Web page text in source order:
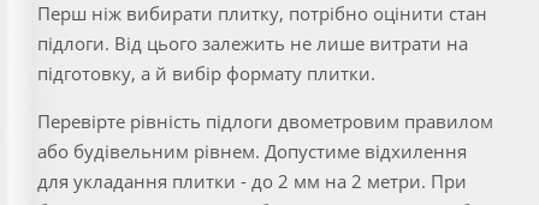
Перш ніж вибирати плитку, потрібно оцінити стан
підлоги. Від цього залежить не лише витрати на
підготовку, а й вибір формату плитки.
Перевірте рівність підлоги двометровим правилом
або будівельним рівнем. Допустиме відхилення
для укладання плитки - до 2 мм на 2 метри. При